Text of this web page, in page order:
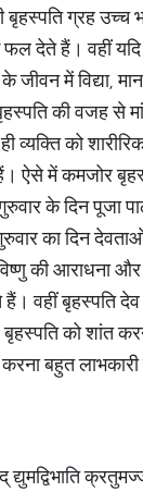
ग्रह उच्च
देते हैं। वहीं
जीवन में विद्या,
की वजह से
को
ऐसे में कमजोर
के दिन पूजा
का दिन
की आराधना
हैं। वहीं बृहस्पति
बृहस्पति को शांत
बहुत
द्युमद्विभाति